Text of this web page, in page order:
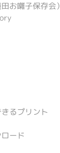
お囃子保存会）
るプリント
ード